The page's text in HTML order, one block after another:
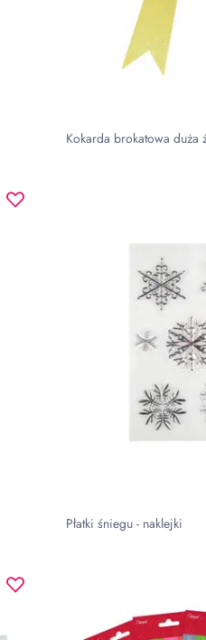
Kokarda brokatowa duża
Płatki śniegu - naklejki